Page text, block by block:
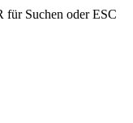
Suchen oder ESC